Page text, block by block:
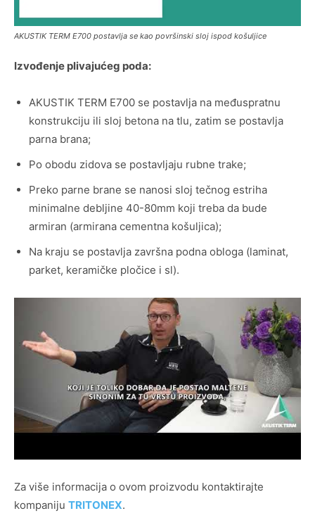
AKUSTIK TERM E700 postavlja se kao površinski sloj ispod košuljice
Izvođenje plivajućeg poda:
AKUSTIK TERM E700 se postavlja na međuspratnu
konstrukciju ili sloj betona na tlu, zatim se postavlja
parna brana;
Po obodu zidova se postavljaju rubne trake;
Preko parne brane se nanosi sloj tečnog estriha
minimalne debljine 40-80mm koji treba da bude
armiran (armirana cementna košuljica);
Na kraju se postavlja završna podna obloga (laminat,
parket, keramičke pločice i sl).
Za više informacija o ovom proizvodu kontaktirajte
kompaniju TRITONEX.